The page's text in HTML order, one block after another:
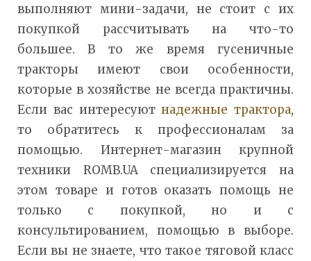
выполняют мини-задачи, не стоит с их
покупкой рассчитывать на что-то
большее. В то же время гусеничные
тракторы имеют свои особенности,
которые в хозяйстве не всегда практичны.
Если вас интересуютнадежные трактора,
то обратитесь к профессионалам за
помощью. Интернет-магазин крупной
техники ROMB.UA специализируется на
этом товаре и готов оказать помощь не
только с покупкой, но и с
консультированием, помощью в выборе.
Если вы не знаете, что такое тяговой класс